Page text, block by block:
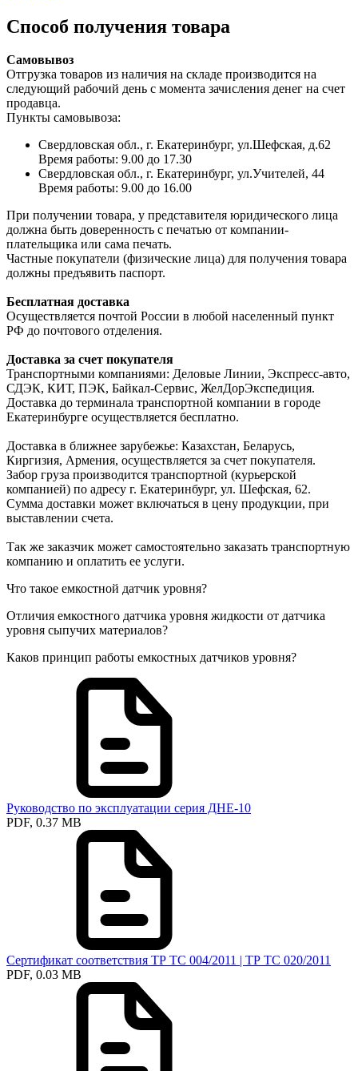
Способ получения товара
Самовывоз
Отгрузка товаров из наличия на складе производится на
следующий рабочий день с момента зачисления денег на счет
продавца.
Пункты самовывоза:
Свердловская обл., г. Екатеринбург, ул.Шефская, д.62
Время работы: 9.00 до 17.30
Свердловская обл., г. Екатеринбург, ул.Учителей, 44
Время работы: 9.00 до 16.00
При получении товара, у представителя юридического лица
должна быть доверенность с печатью от компании-
плательщика или сама печать.
Частные покупатели (физические лица) для получения товара
должны предъявить паспорт.
Бесплатная доставка
Осуществляется почтой России в любой населенный пункт
РФ до почтового отделения.
Доставка за счет покупателя
Транспортными компаниями: Деловые Линии, Экспресс-авто,
СДЭК, КИТ, ПЭК, Байкал-Сервис, ЖелДорЭкспедиция.
Доставка до терминала транспортной компании в городе
Екатеринбурге осуществляется бесплатно.
Доставка в ближнее зарубежье: Казахстан, Беларусь,
Киргизия, Армения, осуществляется за счет покупателя.
Забор груза производится транспортной (курьерской
компанией) по адресу г. Екатеринбург, ул. Шефская, 62.
Сумма доставки может включаться в цену продукции, при
выставлении счета.
Так же заказчик может самостоятельно заказать транспортную
компанию и оплатить ее услуги.
Что такое емкостной датчик уровня?
Отличия емкостного датчика уровня жидкости от датчика
уровня сыпучих материалов?
Каков принцип работы емкостных датчиков уровня?
Руководство по эксплуатации серия ДНЕ-10
PDF, 0.37 MB
Сертификат соответствия ТР ТС 004/2011 | ТР ТС 020/2011
PDF, 0.03 MB